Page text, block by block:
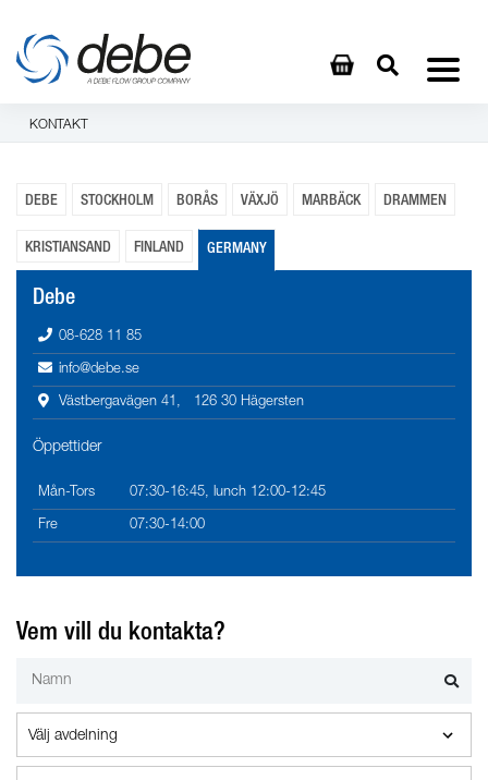
KONTAKT
DEBE STOCKHOLM BORÅS VÄXJÖ MARBÄCK DRAMMEN
KRISTIANSAND FINLAND GERMANY
Debe
08-628 11 85
info@debe.se
Västbergavägen 41, 126 30 Hägersten
Öppettider
Mån-Tors 07:30-16:45, lunch 12:00-12:45
Fre 07:30-14:00
Vem vill du kontakta?